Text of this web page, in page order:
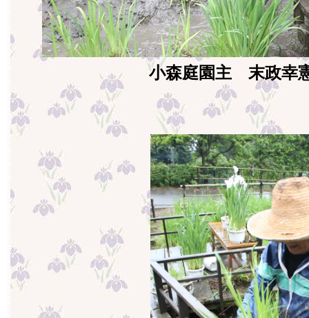
小森庭園主 末政幸